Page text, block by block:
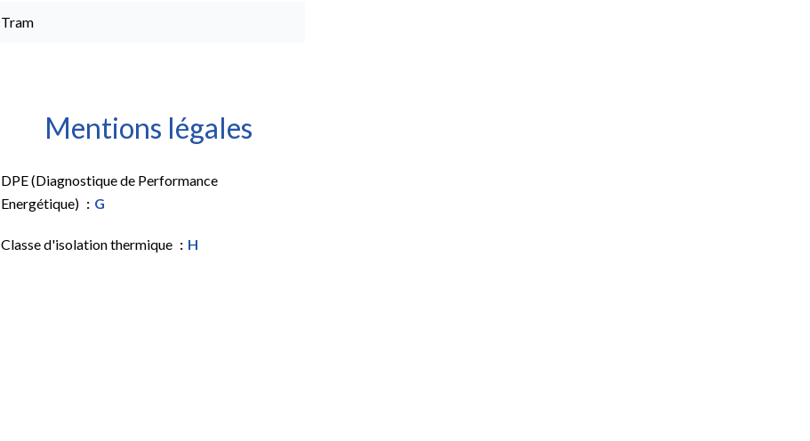
Tram
Mentions légales
DPE (Diagnostique de Performance
Energétique)
G
Classe d'isolation thermique H